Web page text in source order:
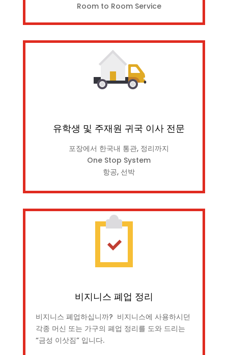
Room to Room Service
유학생 및 주재원 귀국 이사 전문
포장에서 한국내 통관, 정리까지
One Stop System
항공, 선박
비지니스 폐업 정리
비지니스 폐업하십니까? 비지니스에 사용하시던
각종 머신 또는 가구의 폐업 정리를 도와 드리는
“금성 이삿짐” 입니다.